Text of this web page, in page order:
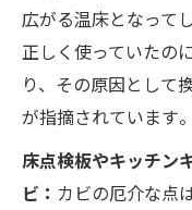
広がる温床となって
正しく使っていたの
り、その原因として
が指摘されています​。
床点検板やキッチン
ビ： カビの厄介な点